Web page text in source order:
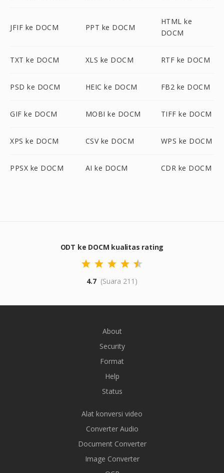
JFIF ke DOCM PPT ke DOCM
HTML ke
DOCM
TXT ke DOCM XLS ke DOCM RTF ke DOCM
PSD ke DOCM HEIC ke DOCM FB2 ke DOCM
GIF ke DOCM MOBI ke DOCM TIFF ke DOCM
XPS ke DOCM CSV ke DOCM WPS ke DOCM
PPSX ke DOCM AI ke DOCM CDR ke DOCM
ODT ke DOCM kualitas rating
4.7 (Suara 211)
About
Security
Format
Help
Status
Alat konversi video
Converter Audio
Document Converter
Image Converter